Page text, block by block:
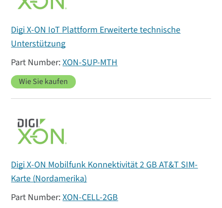
Digi X-ON IoT Plattform Erweiterte technische
Unterstützung
XON-SUP-MTH
Wie Sie kaufen
Digi X-ON Mobilfunk Konnektivität 2 GB AT&T SIM-
Karte (Nordamerika)
XON-CELL-2GB